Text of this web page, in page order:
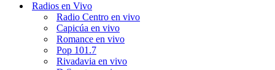
Radios en Vivo
Radio Centro en vivo
Capicúa en vivo
Romance en vivo
Pop 101.7
Rivadavia en vivo